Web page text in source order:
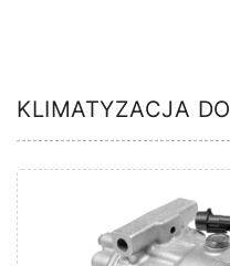
KLIMATYZACJA DO